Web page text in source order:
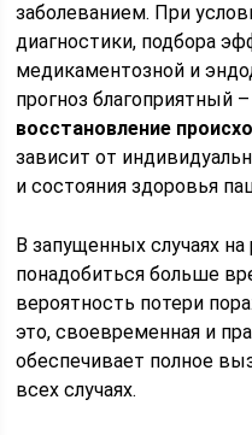
заболеванием. При
диагностики, подбора
медикаментозной и
прогноз благоприятный –
восстановление
зависит от
и состояния здоровья
В запущенных случаях
понадобиться больше
вероятность потери
это, своевременная и
обеспечивает полное
всех случаях.